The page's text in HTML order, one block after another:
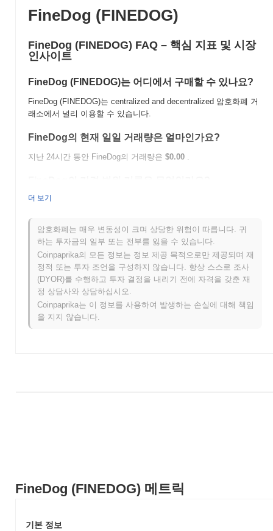
FineDog (FINEDOG) 메트릭
기본 정보
FineDog (FINEDOG)
FineDog (FINEDOG) FAQ – 핵심 지표 및 시장
인사이트
FineDog (FINEDOG)는 어디에서 구매할 수 있나요?
FineDog (FINEDOG)는 centralized and decentralized 암호화폐 거
래소에서 널리 이용할 수 있습니다.
FineDog의 현재 일일 거래량은 얼마인가요?
지난 24시간 동안 FineDog의 거래량은 $0.00 .
역대 최고가(ATH):
FineDog는 현재 ATH보다 ~99.56% 낮게 거래되고 있습니다 .
FineDog는 더 넓은 암호화폐 시장과 비교하여 어떤 성
과를 내고 있나요?
지난 7일 동안 FineDog는0.00%
전체 암호화폐 시장에 뒤처졌습니다. 이는 더 넓은 시장 모멘텀과
비교하여 FINEDOG의 가격 움직임에서 일시적인 지연을 나타냅니
다.
더 보기
암호화폐는 매우 변동성이 크며 상당한 위험이 따릅니다. 귀
하는 투자금의 일부 또는 전부를 잃을 수 있습니다.
Coinpaprika의 모든 정보는 정보 제공 목적으로만 제공되며 재
정적 또는 투자 조언을 구성하지 않습니다. 항상 스스로 조사
(DYOR)를 수행하고 투자 결정을 내리기 전에 자격을 갖춘 재
정 상담사와 상담하십시오.
Coinpaprika는 이 정보를 사용하여 발생하는 손실에 대해 책임
을 지지 않습니다.